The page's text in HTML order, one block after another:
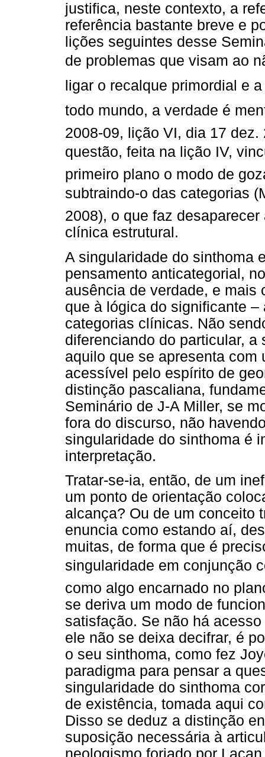
justifica, neste contexto, a
referência bastante breve e
lições seguintes desse
de problemas que visam ao
ligar o recalque primordial e
todo mundo, a verdade é
2008-09, lição VI, dia 17
questão, feita na lição IV,
primeiro plano o modo de
subtraindo-o das categorias
2008), o que faz
clínica estrutural.
A singularidade do sinthoma
pensamento anticategorial,
ausência de verdade, e mais
que à lógica do significante
categorias clínicas. Não
diferenciando do particular,
aquilo que se apresenta com
acessível pelo espírito de
distinção pascaliana,
Seminário de J-A Miller, se
fora do discurso, não
singularidade do sinthoma é
interpretação.
Tratar-se-ia, então, de um
um ponto de orientação
alcança? Ou de um conceito
enuncia como estando aí,
muitas, de forma que é
singularidade em conjunção
como algo encarnado no
se deriva um modo de
satisfação. Se não há
ele não se deixa decifrar, é
o seu sinthoma, como fez
paradigma para pensar a
singularidade do sinthoma
de existência, tomada aqui
Disso se deduz a distinção
suposição necessária à
neologismo forjado por